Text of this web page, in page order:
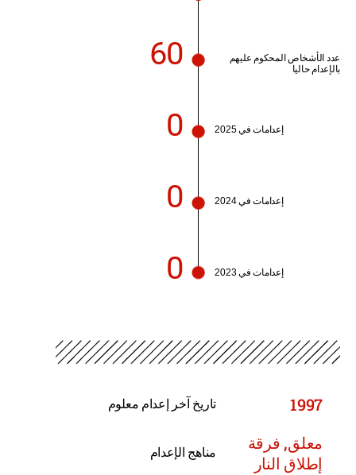
60
عدد الأشخاص المحكوم عليهم
بالإعدام حاليا
0 إعدامات في 2025
0 إعدامات في 2024
0 إعدامات في 2023
1997 تاريخ آخر إعدام معلوم
معلق, فرقة
إطلاق النار
مناهج الإعدام